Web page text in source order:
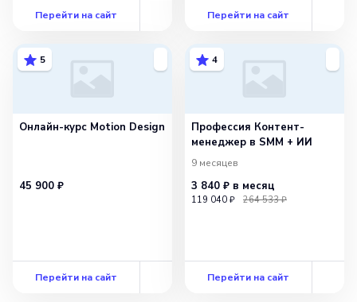
Перейти на сайт Перейти на сайт
5
Онлайн-курс Motion Design
45 900 ₽
Перейти на сайт
4
Профессия Контент-
менеджер в SMM + ИИ
9 месяцев
3 840 ₽ в месяц
119 040 ₽ 264 533 ₽
Перейти на сайт